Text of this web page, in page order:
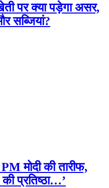
पर क्या पड़ेगा असर,
सब्जियां?
मोदी की तारीफ,
प्रतिष्ठा…’